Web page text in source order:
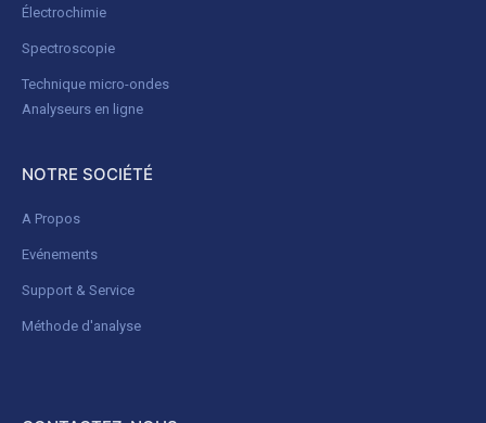
Électrochimie
Spectroscopie
Technique micro-ondes
Analyseurs en ligne
NOTRE SOCIÉTÉ
A Propos
Evénements
Support & Service
Méthode d'analyse